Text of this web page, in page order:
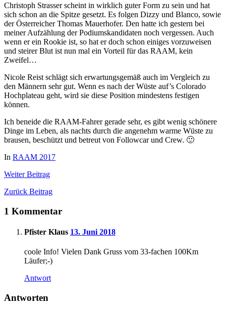
Christoph Strasser scheint in wirklich guter Form zu sein und hat
sich schon an die Spitze gesetzt. Es folgen Dizzy und Blanco, sowie
der Österreicher Thomas Mauerhofer. Den hatte ich gestern bei
meiner Aufzählung der Podiumskandidaten noch vergessen. Auch
wenn er ein Rookie ist, so hat er doch schon einiges vorzuweisen
und steirer Blut ist nun mal ein Vorteil für das RAAM, kein
Zweifel…
Nicole Reist schlägt sich erwartungsgemäß auch im Vergleich zu
den Männern sehr gut. Wenn es nach der Wüste auf’s Colorado
Hochplateau geht, wird sie diese Position mindestens festigen
können.
Ich beneide die RAAM-Fahrer gerade sehr, es gibt wenig schönere
Dinge im Leben, als nachts durch die angenehm warme Wüste zu
brausen, beschützt und betreut von Followcar und Crew. 🙂
In RAAM 2017
WeiterBeitrag
Zurück Beitrag
1 Kommentar
Pfister Klaus 13. Juni 2018
coole Info! Vielen Dank Gruss vom 33-fachen 100Km
Läufer;-)
Antwort
Antworten